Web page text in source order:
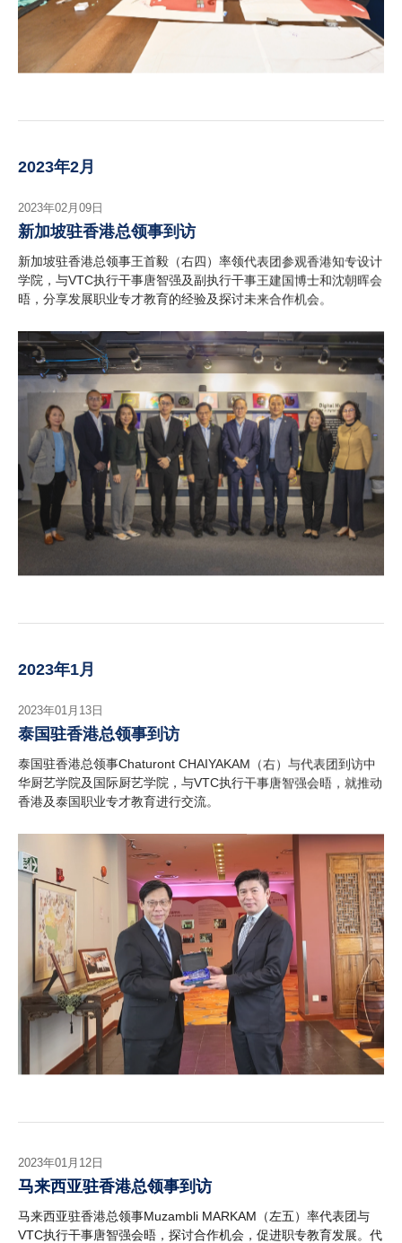
2023年2月
2023年02月09日
新加坡驻香港总领事到访
新加坡驻香港总领事王首毅（右四）率领代表团参观香港知专设计
学院，与VTC执行干事唐智强及副执行干事王建国博士和沈朝晖会
晤，分享发展职业专才教育的经验及探讨未来合作机会。
2023年1月
2023年01月13日
泰国驻香港总领事到访
泰国驻香港总领事Chaturont CHAIYAKAM（右）与代表团到访中
华厨艺学院及国际厨艺学院，与VTC执行干事唐智强会晤，就推动
香港及泰国职业专才教育进行交流。
2023年01月12日
马来西亚驻香港总领事到访
马来西亚驻香港总领事Muzambli MARKAM（左五）率代表团与
VTC执行干事唐智强会晤，探讨合作机会，促进职专教育发展。代